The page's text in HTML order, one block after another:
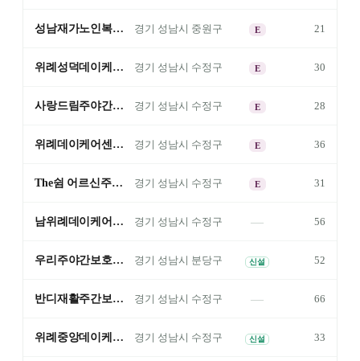
성남재가노인복지센터 경기 성남시 중원구 E 21
위례성덕데이케어센터 경기 성남시 수정구 E 30
사랑드림주야간보호센터 경기 성남시 수정구 E 28
위례데이케어센터 2호점 경기 성남시 수정구 E 36
The쉼 어르신주야간보호센터 경기 성남시 수정구 E 31
남위례데이케어센터 경기 성남시 수정구 — 56
우리주야간보호센터 경기 성남시 분당구 신설 52
반디재활주간보호센터 경기 성남시 수정구 — 66
위례중앙데이케어센터 경기 성남시 수정구 신설 33